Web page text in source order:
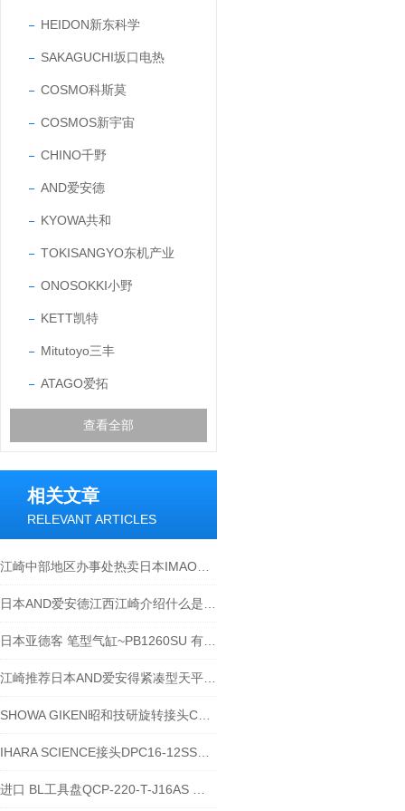
HEIDON新东科学
SAKAGUCHI坂口电热
COSMO科斯莫
COSMOS新宇宙
CHINO千野
AND爱安德
KYOWA共和
TOKISANGYO东机产业
ONOSOKKI小野
KETT凯特
Mitutoyo三丰
ATAGO爱拓
查看全部
相关文章
RELEVANT ARTICLES